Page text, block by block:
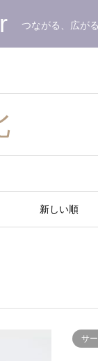
つながる、広が
新しい順
サ